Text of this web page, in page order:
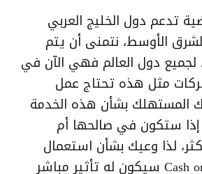
تدعم دول الخليج العربي
الأوسط، نتمنى أن يتم
دول العالم فهي الآن في
مثل هذه تحتاج عمل
المستهلك بشأن هذه الخدمة
ستكون في صالحها أم
لذا وعيك بشأن استعمال
خدمة الـ Cash on delivery سيكون له تأثير مباشر